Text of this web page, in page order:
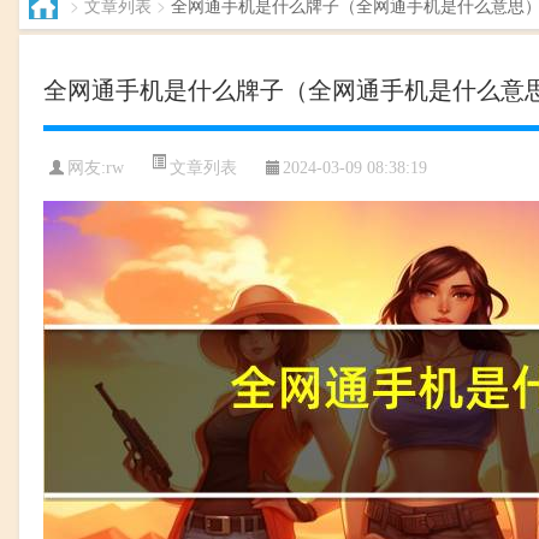
全网通手机是什么牌子（全网通手机是什么意
网友:rw 文章列表 2024-03-09 08:38:19